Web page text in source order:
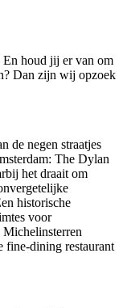
En houd jij er van om
Dan zijn wij opzoek
de negen straatjes
The Dylan
het draait om
historische
voor
Michelinsterren
fine-dining restaurant